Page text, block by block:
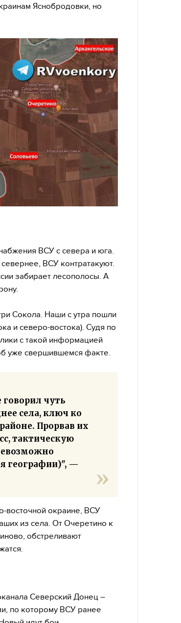
Яснобродовки, но
ВСУ с севера и юга.
ВСУ контратакуют.
забирает лесополосы. А
Сокола. Наши с утра пошли
и северо-востока). Судя по
с такой информацией
уже свершившемся факте.
чуть
села, ключ ко
Прорвав их
тактическую
географии)", —
восточной окраине, ВСУ
из села. От Очеретино к
обстреливают
Северский Донец –
по которому ВСУ ранее